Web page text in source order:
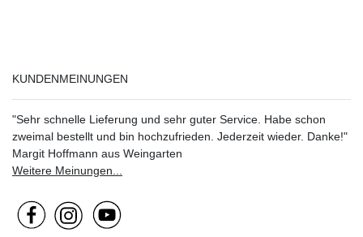
KUNDENMEINUNGEN
"Sehr schnelle Lieferung und sehr guter Service. Habe schon
zweimal bestellt und bin hochzufrieden. Jederzeit wieder. Danke!"
Margit Hoffmann aus Weingarten
Weitere Meinungen...